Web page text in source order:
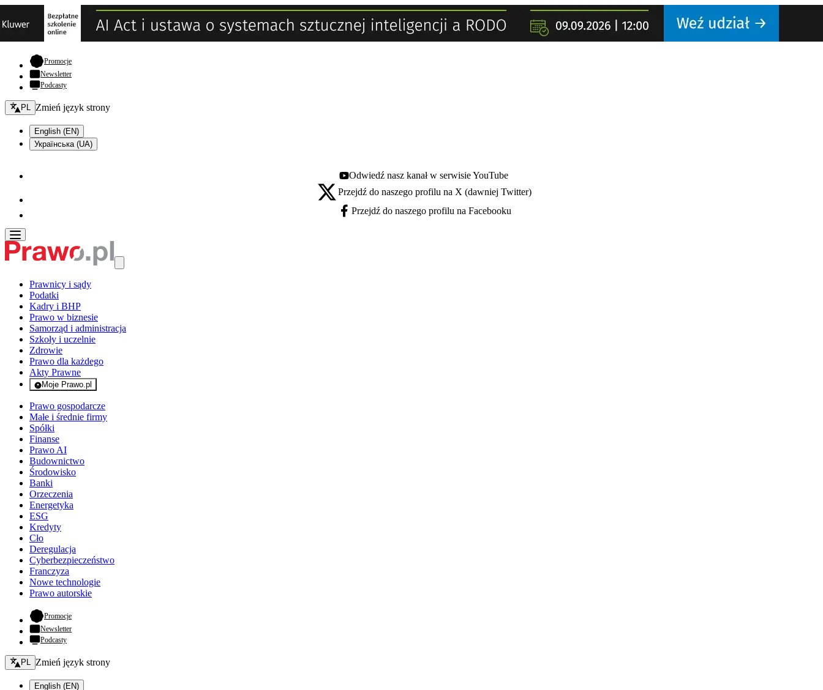
Promocje- otwiera się w nowej karcie
Newsletter
Podcasty
Zmień język - bieżący:
PL Zmień język strony
English (EN)
Українська (UA)
Youtube - otwiera się w nowej karcie
Odwiedź nasz kanał w serwisie YouTube
X - otwiera się w nowej karcie
Przejdź do naszego profilu na X (dawniej Twitter)
Facebook - otwiera się w nowej karcie
Przejdź do naszego profilu na Facebooku
Prawnicy i sądy
Podatki
Kadry i BHP
Prawo w biznesie
Samorząd i administracja
Szkoły i uczelnie
Zdrowie
Prawo dla każdego
Akty Prawne
Moje Prawo.pl
- rejestracja i logowanie do serwisu
Prawo gospodarcze
Małe i średnie firmy
Spółki
Finanse
Prawo AI
Budownictwo
Środowisko
Banki
Orzeczenia
Energetyka
ESG
Kredyty
Cło
Deregulacja
Cyberbezpieczeństwo
Franczyza
Nowe technologie
Prawo autorskie
Promocje- otwiera się w nowej karcie
Newsletter
Podcasty
Zmień język - bieżący:
PL Zmień język strony
English (EN)